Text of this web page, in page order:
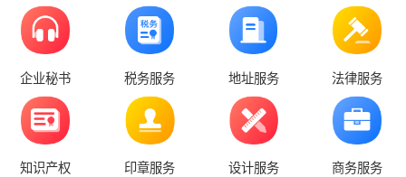
企业秘书 税务服务 地址服务 法律服务
知识产权 印章服务 设计服务 商务服务